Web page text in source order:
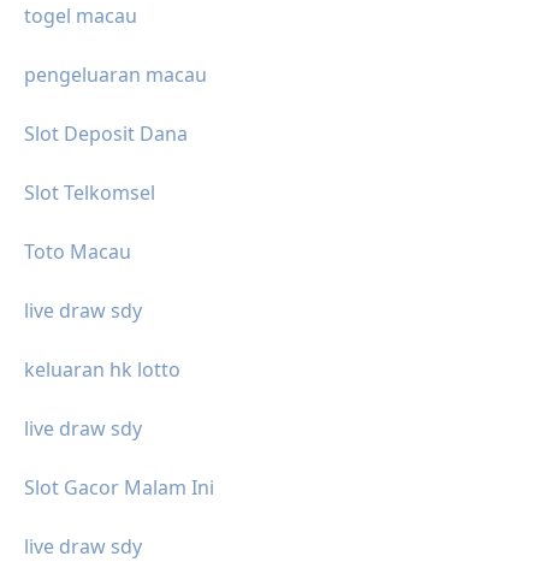
togel macau
pengeluaran macau
Slot Deposit Dana
Slot Telkomsel
Toto Macau
live draw sdy
keluaran hk lotto
live draw sdy
Slot Gacor Malam Ini
live draw sdy